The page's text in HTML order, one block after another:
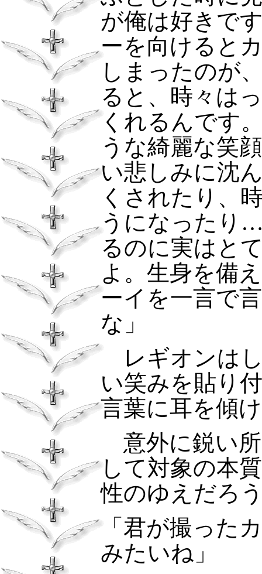
が俺は好きで
ーを向けると
しまったのが
ると、時々は
くれるんです
うな綺麗な笑
い悲しみに沈
くされたり、
うになったり
るのに実はと
よ。生身を備
ーイを一言で
な」
レギオンは
い笑みを貼り
言葉に耳を傾
意外に鋭い
して対象の本
性のゆえだろ
「君が撮った
みたいね」